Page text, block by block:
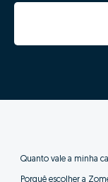
Quanto vale a minha
Porquê escolher a